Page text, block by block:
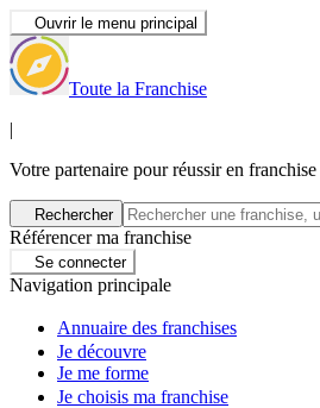
Ouvrir le menu principal
Toute la Franchise
|
Votre partenaire pour réussir en franchise
Rechercher
Référencer ma franchise
Se connecter
Navigation principale
Annuaire des franchises
Je découvre
Je me forme
Je choisis ma franchise